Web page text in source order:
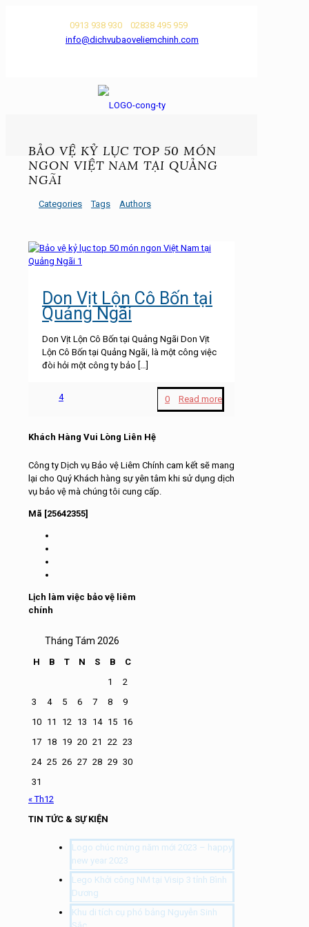
0913 938 930
02838 495 959
info@dichvubaoveliemchinh.com
BẢO VỆ KỶ LỤC TOP 50 MÓN
NGON VIỆT NAM TẠI QUẢNG
NGÃI
Categories Tags Authors
Don Vịt Lộn Cô Bốn tại
Quảng Ngãi
Don Vịt Lộn Cô Bốn tại Quảng Ngãi Don Vịt
Lộn Cô Bốn tại Quảng Ngãi, là một công việc
đòi hỏi một công ty bảo
4 0 Read more
Khách Hàng Vui Lòng Liên Hệ
Công ty Dịch vụ Bảo vệ Liêm Chính cam kết sẽ mang
lại cho Quý Khách hàng sự yên tâm khi sử dụng dịch
vụ bảo vệ mà chúng tôi cung cấp.
Mã [25642355]
Lịch làm việc bảo vệ liêm
chính
Tháng Tám 2026
H B T N S B
C
1
2
3
4 5 6 7 8
9
10 11 12 13 14 15 16
17 18 19 20 21 22 23
24 25 26 27 28 29 30
31
« Th12
TIN TỨC & SỰ KIỆN
Logo chúc mừng năm mới 2023 – happy
new year 2023
Lego Khởi công NM tại Visip 3 tỉnh Bình
Dương
Khu di tích cụ phó bảng Nguyễn Sinh